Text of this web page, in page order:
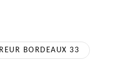
BORDEAUX 33